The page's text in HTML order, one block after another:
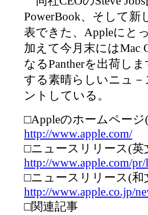
PowerBook、そして新
表できた、Appleにと
加えて今月末にはMac
なるPantherを出荷し
する素晴らしいニュ
ントしている。
□Appleのホームページ
http://www.apple.com/
□ニュースリリース(英
http://www.apple.com/
□ニュースリリース(和
http://www.apple.co.jp/
□関連記事